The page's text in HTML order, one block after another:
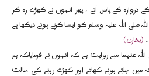
کے پاس آئے ، پھر انہوں نے کھڑے رہ کر
صلی اللہ علیہ وسلم کو ایسا کرتے ہوئے دیکھا ہے
(بخاری)
عنہما سے روایت ہے کہ انہوں نے فرمایاکہ ہم
میں چلتے ہوئے کھاتے اور کھڑے رہنے کی حالت